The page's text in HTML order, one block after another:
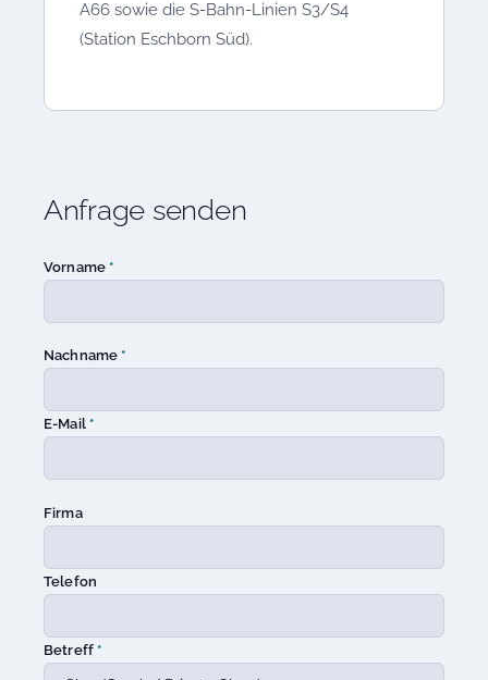
A66 sowie die S-Bahn-Linien S3/S4
(Station Eschborn Süd).
Anfrage senden
Vorname*
Nachname*
E-Mail *
Firma
Telefon
Betreff*